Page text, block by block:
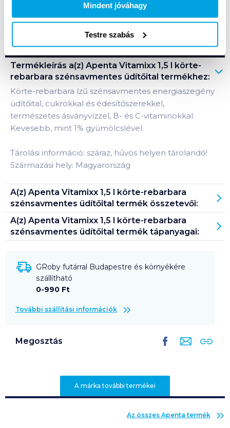
Mindent jóváhagy
Testre szabás
Bevásárlólistához adom Értesíts, ha olcsóbb!
Termékleírás a(z) Apenta Vitamixx 1,5 l körte-
rebarbara szénsavmentes üdítőital termékhez:
Körte-rebarbara ízű szénsavmentes energiaszegény
üdítőital, cukrokkal és édesítőszerekkel,
természetes ásványvízzel, B- és C-vitaminokkal.
Kevesebb, mint 1% gyümölcslével.
Tárolási információ: száraz, hűvös helyen tárolandó!
Származási hely: Magyarország
A(z) Apenta Vitamixx 1,5 l körte-rebarbara
szénsavmentes üdítőital termék összetevői:
A(z) Apenta Vitamixx 1,5 l körte-rebarbara
szénsavmentes üdítőital termék tápanyagai:
GRoby futárral Budapestre és környékére
szállítható
0-990 Ft
További szállítási információk
Megosztás
A márka további termékei
Az összes Apenta termék